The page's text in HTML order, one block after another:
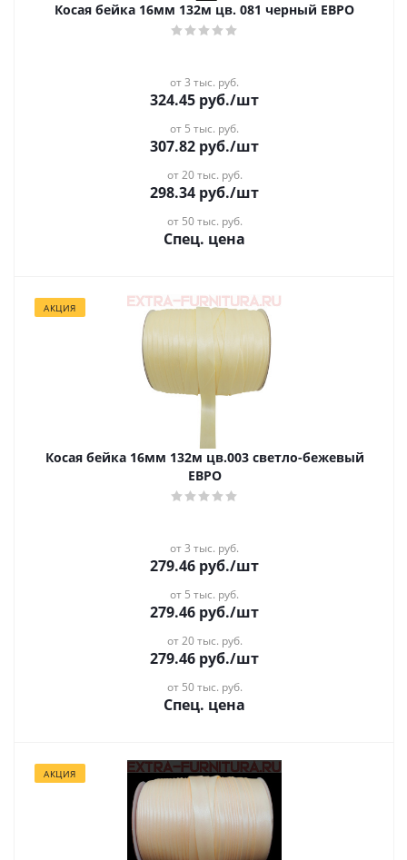
Косая бейка 16мм 132м цв. 081 черный ЕВРО
от 3 тыс. руб.
324.45 руб./шт
от 5 тыс. руб.
307.82 руб./шт
от 20 тыс. руб.
298.34 руб./шт
от 50 тыс. руб.
Спец. цена
АКЦИЯ
Косая бейка 16мм 132м цв.003 светло-бежевый
ЕВРО
от 3 тыс. руб.
279.46 руб./шт
от 5 тыс. руб.
279.46 руб./шт
от 20 тыс. руб.
279.46 руб./шт
от 50 тыс. руб.
Спец. цена
АКЦИЯ